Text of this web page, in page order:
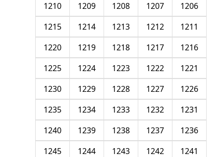
1206
1207
1208
1209
1210
1211
1212
1213
1214
1215
1216
1217
1218
1219
1220
1221
1222
1223
1224
1225
1226
1227
1228
1229
1230
1231
1232
1233
1234
1235
1236
1237
1238
1239
1240
1241
1242
1243
1244
1245